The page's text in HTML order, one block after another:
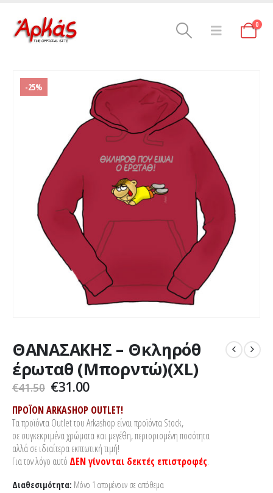
0
-25%
ΘΑΝΑΣΑΚΗΣ – Θκληρόθ
έρωταθ (Μπορντώ)(XL)
€41.50 Original
was:
€41.50.
€31.00Η
τιμή
είναι:
€31.00.
ΠΡΟΪΟΝ ARKASHOP OUTLET!
Τα προϊόντα Outlet του Arkashop είναι προϊόντα Stock,
σε συγκεκριμένα χρώματα και μεγέθη, περιορισμένη ποσότητα
αλλά σε ιδιαίτερα εκπτωτική τιμή!
Για τον λόγο αυτό ΔΕΝ γίνονται δεκτές επιστροφές.
Διαθεσιμότητα: Μόνο 1 απομένουν σε απόθεμα